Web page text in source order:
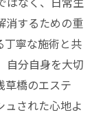
消するための重
丁寧な施術と共
自分自身を大切
草橋のエステ
ュされた心地よ